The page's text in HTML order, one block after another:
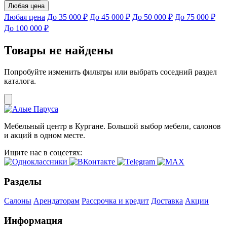
Любая цена
Любая цена До 35 000 ₽ До 45 000 ₽ До 50 000 ₽ До 75 000 ₽
До 100 000 ₽
Товары не найдены
Попробуйте изменить фильтры или выбрать соседний раздел
каталога.
Мебельный центр в Кургане. Большой выбор мебели, салонов
и акций в одном месте.
Ищите нас в соцсетях:
Разделы
Салоны Арендаторам Рассрочка и кредит Доставка Акции
Информация